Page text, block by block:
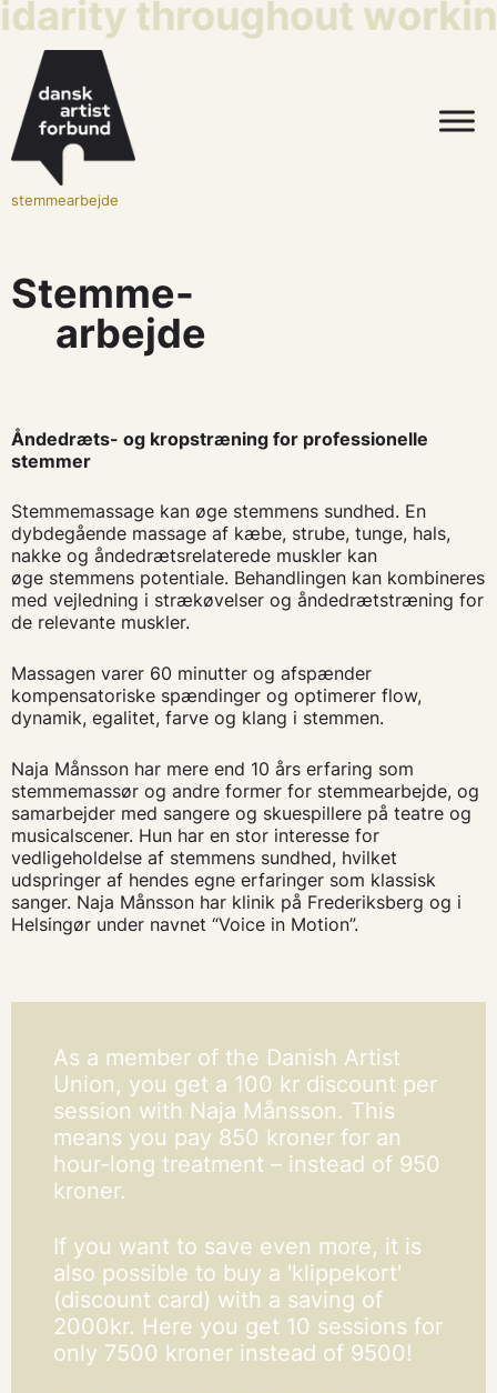
throughout
stemmearbejde
Stemme-
arbejde
Åndedræts- og kropstræning for professionelle
stemmer
Stemmemassage kan øge stemmens sundhed. En
dybdegående massage af kæbe, strube, tunge, hals,
nakke og åndedrætsrelaterede muskler kan
øge stemmens potentiale. Behandlingen kan kombineres
med vejledning i strækøvelser og åndedrætstræning for
de relevante muskler.
Massagen varer 60 minutter og afspænder
kompensatoriske spændinger og optimerer flow,
dynamik, egalitet, farve og klang i stemmen.
Naja Månsson har mere end 10 års erfaring som
stemmemassør og andre former for stemmearbejde, og
samarbejder med sangere og skuespillere på teatre og
musicalscener. Hun har en stor interesse for
vedligeholdelse af stemmens sundhed, hvilket
udspringer af hendes egne erfaringer som klassisk
sanger. Naja Månsson har klinik på Frederiksberg og i
Helsingør under navnet “Voice in Motion”.
As a member of the Danish Artist
Union, you get a 100 kr discount per
session with Naja Månsson. This
means you pay 850 kroner for an
hour-long treatment – instead of 950
kroner.
If you want to save even more, it is
also possible to buy a 'klippekort'
(discount card) with a saving of
2000kr. Here you get 10 sessions for
only 7500 kroner instead of 9500!